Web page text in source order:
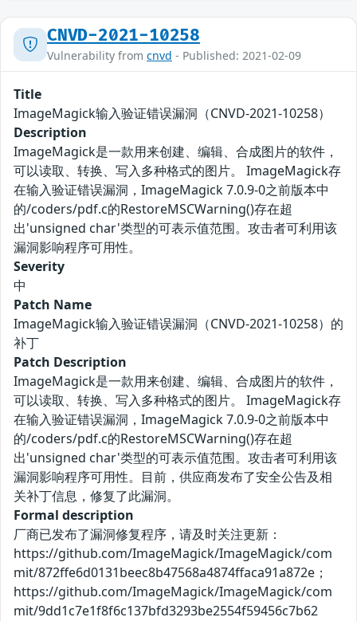
CNVD-2021-10258
Vulnerability from cnvd - Published: 2021-02-09
Title
ImageMagick输入验证错误漏洞（CNVD-2021-10258）
Description
ImageMagick是一款用来创建、编辑、合成图片的软件，
可以读取、转换、写入多种格式的图片。 ImageMagick存
在输入验证错误漏洞，ImageMagick 7.0.9-0之前版本中
的/coders/pdf.c的RestoreMSCWarning()存在超
出'unsigned char'类型的可表示值范围。攻击者可利用该
漏洞影响程序可用性。
Severity
中
Patch Name
ImageMagick输入验证错误漏洞（CNVD-2021-10258）的
补丁
Patch Description
ImageMagick是一款用来创建、编辑、合成图片的软件，
可以读取、转换、写入多种格式的图片。 ImageMagick存
在输入验证错误漏洞，ImageMagick 7.0.9-0之前版本中
的/coders/pdf.c的RestoreMSCWarning()存在超
出'unsigned char'类型的可表示值范围。攻击者可利用该
漏洞影响程序可用性。目前，供应商发布了安全公告及相
关补丁信息，修复了此漏洞。
Formal description
厂商已发布了漏洞修复程序，请及时关注更新：
https://github.com/ImageMagick/ImageMagick/com
mit/872ffe6d0131beec8b47568a4874ffaca91a872e；
https://github.com/ImageMagick/ImageMagick/com
mit/9dd1c7e1f8f6c137bfd3293be2554f59456c7b62